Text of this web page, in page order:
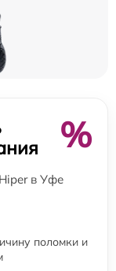
%
в Уфе
поломки и